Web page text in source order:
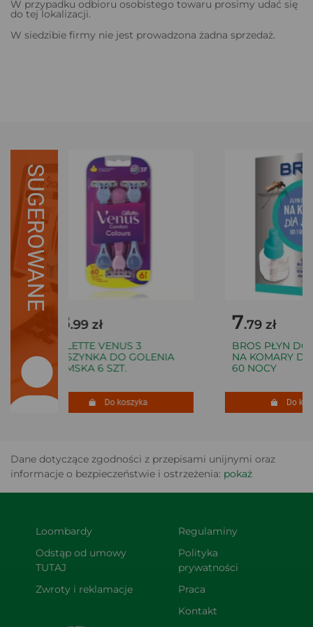
W przypadku odbioru osobistego towaru prosimy udać się
do tej lokalizacji.
W siedzibie firmy nie jest prowadzona żadna sprzedaż.
SUGEROWANE
.99 zł
GILLETTE VENUS 3
MASZYNKA DO GOLENIA
DAMSKA 6 SZT.
Do koszyka
7.79 zł
BROS PŁYN DO
NA KOMARY
60 NOCY
Do
Dane dotyczące zgodności z przepisami unijnymi oraz
informacje o bezpieczeństwie i ostrzeżenia: pokaż
Loombardy
Odstąp od umowy
TUTAJ
Zwroty i reklamacje
Regulaminy
Polityka
prywatności
Praca
Kontakt